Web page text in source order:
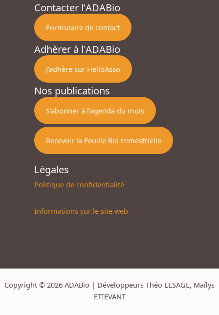
Contacter l'ADABio
Formulaire de contact
Adhèrer à l'ADABio
J'adhère sur HelloAsso
Nos publications
S'abonner à l'agenda du mois
Recevoir la Feuille Bio trimestrielle
Légales
Politique de confidentialité
Informations sur le site web
Copyright © 2026 ADABio | Développeurs Théo LESAGE, Maïlys
ETIEVANT